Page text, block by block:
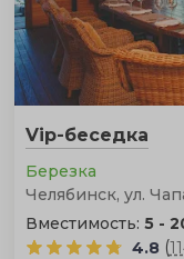
Vip-беседка
Березка
Челябинск, ул.
Вместимость: 5 -
4.8 (